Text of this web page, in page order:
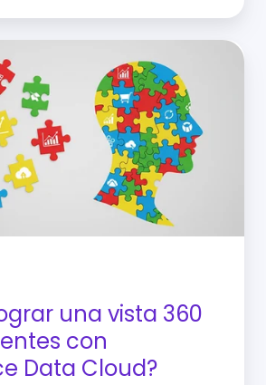
una vista 360
con
Data Cloud?